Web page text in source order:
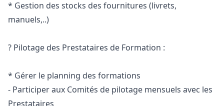
* Gestion des stocks des fournitures (livrets,
manuels,..)
? Pilotage des Prestataires de Formation :
* Gérer le planning des formations
- Participer aux Comités de pilotage mensuels avec les
Prestataires